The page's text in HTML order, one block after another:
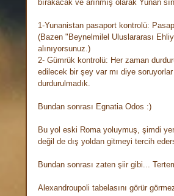
bırakacak ve arınmış olarak Yunan
1-Yunanistan pasaport kontrolü:
(Bazen "Beynelmilel Uluslararası
alınıyorsunuz.)
2- Gümrük kontrolü: Her zaman
edilecek bir şey var mı diye
durdurulmadık.
Bundan sonrası Egnatia Odos :)
Bu yol eski Roma yoluymuş, şimdi
değil de dış yoldan gitmeyi tercih
Bundan sonrası zaten şiir gibi...
Alexandroupoli tabelasını görür